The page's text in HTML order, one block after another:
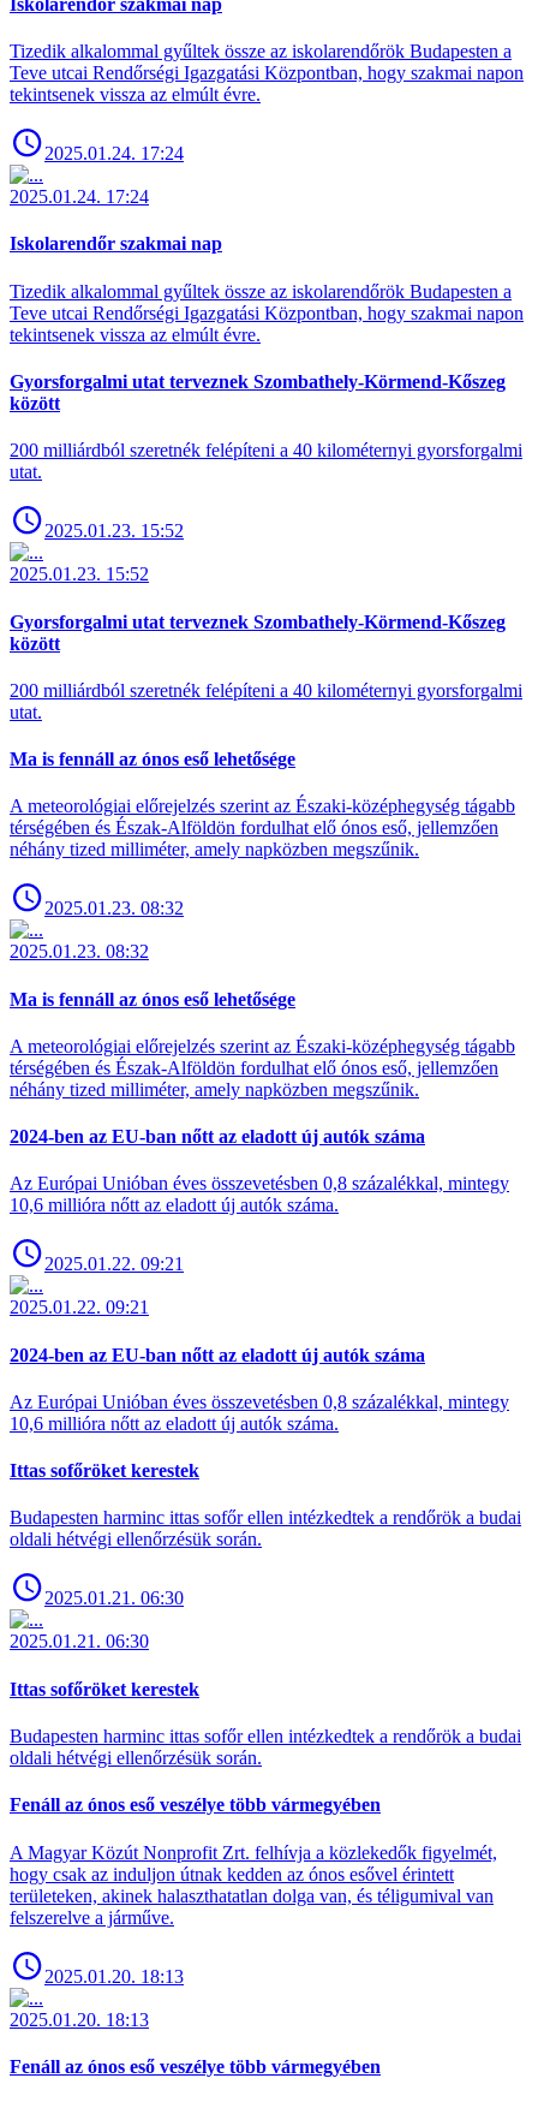
Iskolarendőr szakmai nap
Tizedik alkalommal gyűltek össze az iskolarendőrök Budapesten a
Teve utcai Rendőrségi Igazgatási Központban, hogy szakmai napon
tekintsenek vissza az elmúlt évre.
2025.01.24. 17:24
2025.01.24. 17:24
Iskolarendőr szakmai nap
Tizedik alkalommal gyűltek össze az iskolarendőrök Budapesten a
Teve utcai Rendőrségi Igazgatási Központban, hogy szakmai napon
tekintsenek vissza az elmúlt évre.
Gyorsforgalmi utat terveznek Szombathely-Körmend-Kőszeg
között
200 milliárdból szeretnék felépíteni a 40 kilométernyi gyorsforgalmi
utat.
2025.01.23. 15:52
2025.01.23. 15:52
Gyorsforgalmi utat terveznek Szombathely-Körmend-Kőszeg
között
200 milliárdból szeretnék felépíteni a 40 kilométernyi gyorsforgalmi
utat.
Ma is fennáll az ónos eső lehetősége
A meteorológiai előrejelzés szerint az Északi-középhegység tágabb
térségében és Észak-Alföldön fordulhat elő ónos eső, jellemzően
néhány tized milliméter, amely napközben megszűnik.
2025.01.23. 08:32
2025.01.23. 08:32
Ma is fennáll az ónos eső lehetősége
A meteorológiai előrejelzés szerint az Északi-középhegység tágabb
térségében és Észak-Alföldön fordulhat elő ónos eső, jellemzően
néhány tized milliméter, amely napközben megszűnik.
2024-ben az EU-ban nőtt az eladott új autók száma
Az Európai Unióban éves összevetésben 0,8 százalékkal, mintegy
10,6 millióra nőtt az eladott új autók száma.
2025.01.22. 09:21
2025.01.22. 09:21
2024-ben az EU-ban nőtt az eladott új autók száma
Az Európai Unióban éves összevetésben 0,8 százalékkal, mintegy
10,6 millióra nőtt az eladott új autók száma.
Ittas sofőröket kerestek
Budapesten harminc ittas sofőr ellen intézkedtek a rendőrök a budai
oldali hétvégi ellenőrzésük során.
2025.01.21. 06:30
2025.01.21. 06:30
Ittas sofőröket kerestek
Budapesten harminc ittas sofőr ellen intézkedtek a rendőrök a budai
oldali hétvégi ellenőrzésük során.
Fenáll az ónos eső veszélye több vármegyében
A Magyar Közút Nonprofit Zrt. felhívja a közlekedők figyelmét,
hogy csak az induljon útnak kedden az ónos esővel érintett
területeken, akinek halaszthatatlan dolga van, és téligumival van
felszerelve a járműve.
2025.01.20. 18:13
2025.01.20. 18:13
Fenáll az ónos eső veszélye több vármegyében